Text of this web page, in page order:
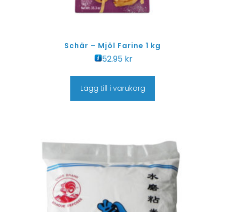
Schär – Mjöl Farine 1 kg
52.95 kr
Lägg till i varukorg